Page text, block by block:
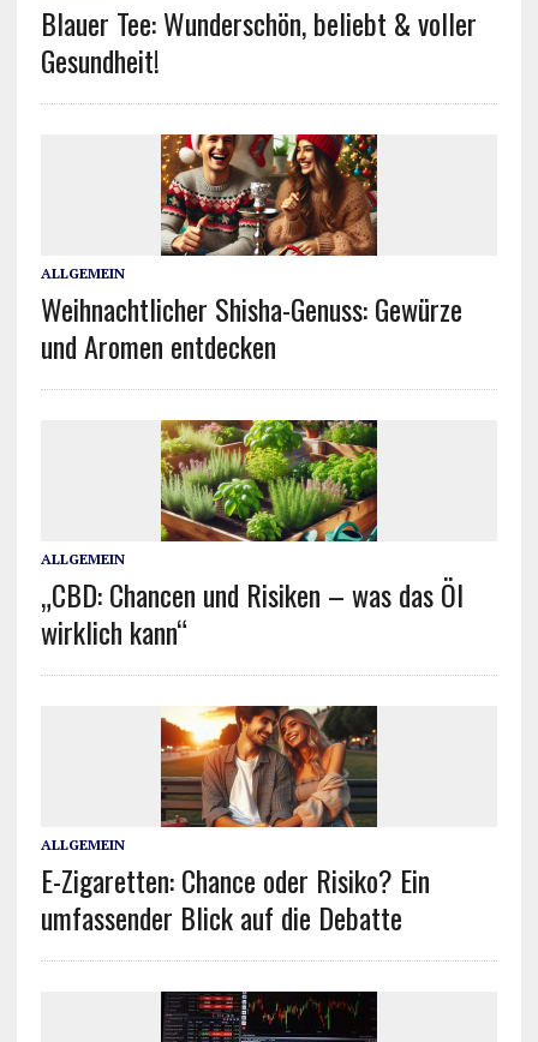
Blauer Tee: Wunderschön, beliebt & voller
Gesundheit!
ALLGEMEIN
Weihnachtlicher Shisha-Genuss: Gewürze
und Aromen entdecken
ALLGEMEIN
„CBD: Chancen und Risiken – was das Öl
wirklich kann“
ALLGEMEIN
E-Zigaretten: Chance oder Risiko? Ein
umfassender Blick auf die Debatte